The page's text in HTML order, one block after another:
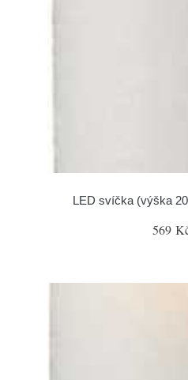
LED svíčka (výška
569